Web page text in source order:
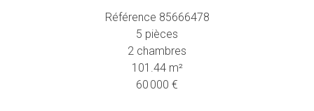
Référence 85666478
5 pièces
2 chambres
101.44m²
60 000 €